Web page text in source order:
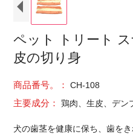
ペット トリート
皮の切り身
商品番号。：CH-108
主要成分：鶏肉、生皮、デン
犬の歯茎を健康に保ち、歯をき